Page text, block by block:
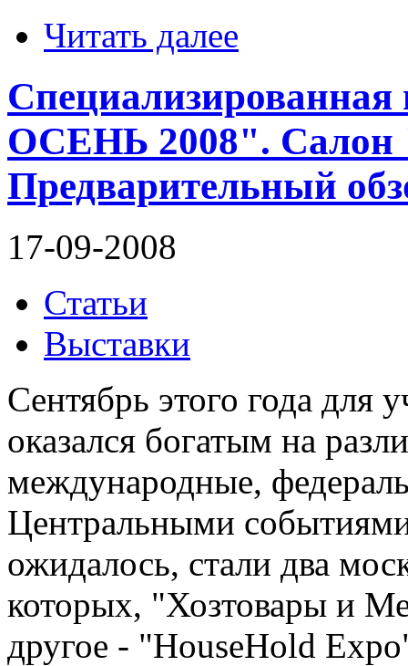
Читать далее
ОСЕНЬ 2008". Салон
Предварительный
17-09-2008
Статьи
Выставки
Сентябрь этого года для
оказался богатым на
международные,
Центральными
ожидалось, стали два
которых, "Хозтовары и
другое - "HouseHold